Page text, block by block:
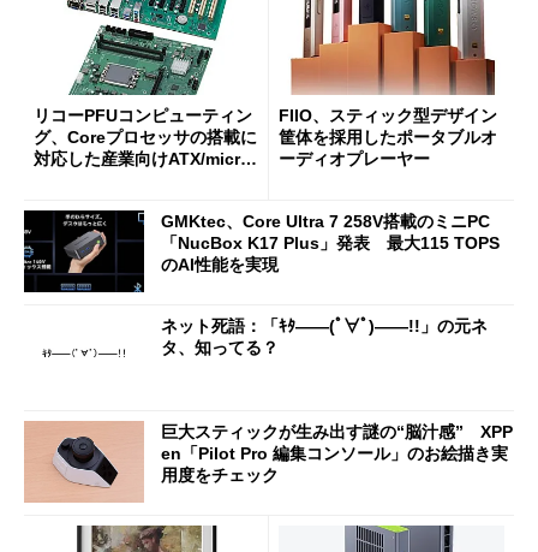
リコーPFUコンピューティン
グ、Coreプロセッサの搭載に
対応した産業向けATX/micro
FIIO、スティック型デザイン
筐体を採用したポータブルオ
ーディオプレーヤー
GMKtec、Core Ultra 7 258V搭載のミニPC
「NucBox K17 Plus」発表 最大115 TOPS
のAI性能を実現
ネット死語：「ｷﾀ――(ﾟ∀ﾟ)――!!」の元ネ
タ、知ってる？
巨大スティックが生み出す謎の“脳汁感” XPP
en「Pilot Pro 編集コンソール」のお絵描き実
用度をチェック